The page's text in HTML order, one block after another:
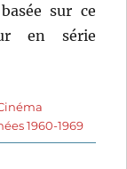
sur ce
en série
1960-1969